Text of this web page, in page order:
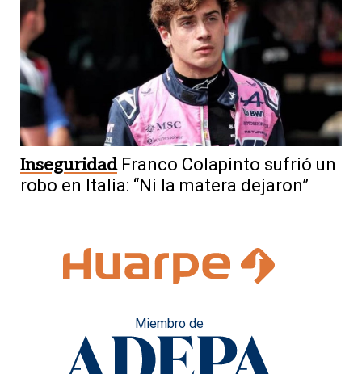
Inseguridad Franco Colapinto sufrió un
robo en Italia: “Ni la matera dejaron”
Miembro de